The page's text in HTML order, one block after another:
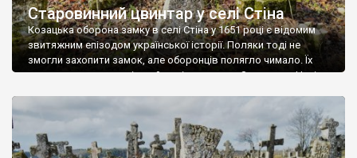
Старовинний цвинтар у селі Стіна
Козацька оборона замку в селі Стіна у 1651 році є відомим
звитяжним епізодом української історії. Поляки тоді не
змогли захопити замок, але оборонців полягло чимало. Їх
поховали на цвинтарі, який тоді називався Замковим. Нині на
ньому чимало хрестів 19 століття, є такі, де епітафії стер […]